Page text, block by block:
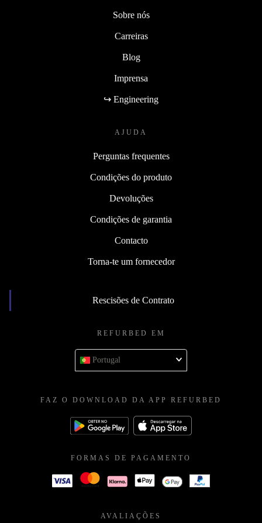
Sobre nós
Carreiras
Blog
Imprensa
↪ Engineering
AJUDA
Perguntas frequentes
Condições do produto
Devoluções
Condições de garantia
Contacto
Torna-te um fornecedor
Rescisões de Contrato
REFURBED EM
Portugal
FAZ O DOWNLOAD DA APP REFURBED
FORMAS DE PAGAMENTO
AVALIAÇÕES